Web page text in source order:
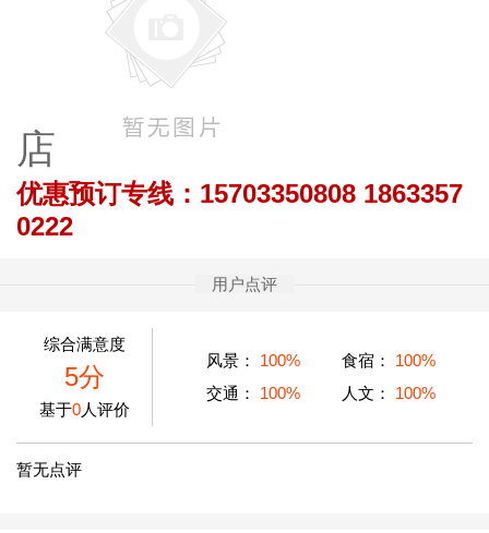
店
优惠预订专线：15703350808 1863357
0222
用户点评
综合满意度
5分
基于0人评价
风景： 100% 食宿：
100%
交通：
100% 人文： 100%
暂无点评